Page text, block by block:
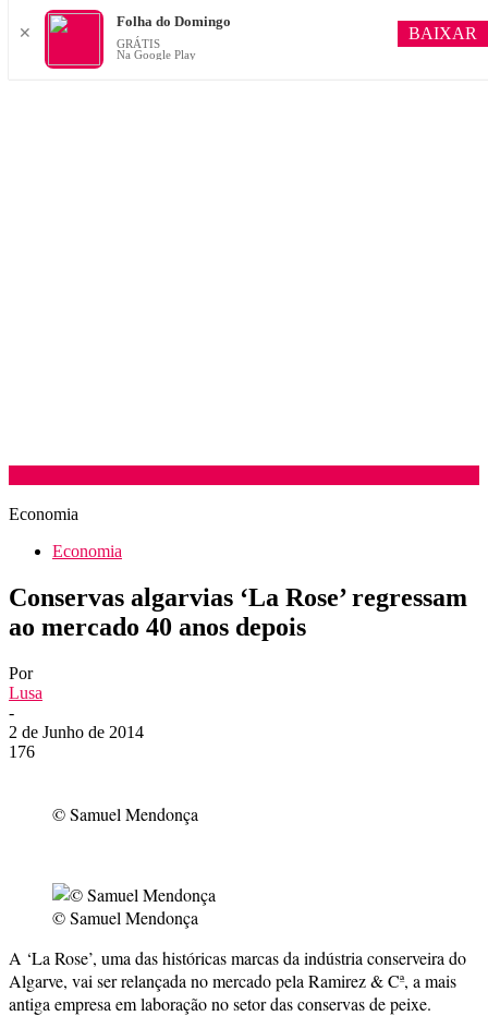
Economia
Economia
Conservas algarvias ‘La Rose’ regressam
ao mercado 40 anos depois
Por
Lusa
-
2 de Junho de 2014
176
© Samuel Mendonça
© Samuel Mendonça
A ‘La Rose’, uma das históricas marcas da indústria conserveira do
Algarve, vai ser relançada no mercado pela Ramirez & Cª, a mais
antiga empresa em laboração no setor das conservas de peixe.
✕
Folha do Domingo
GRÁTIS
Na Google Play
BAIXAR